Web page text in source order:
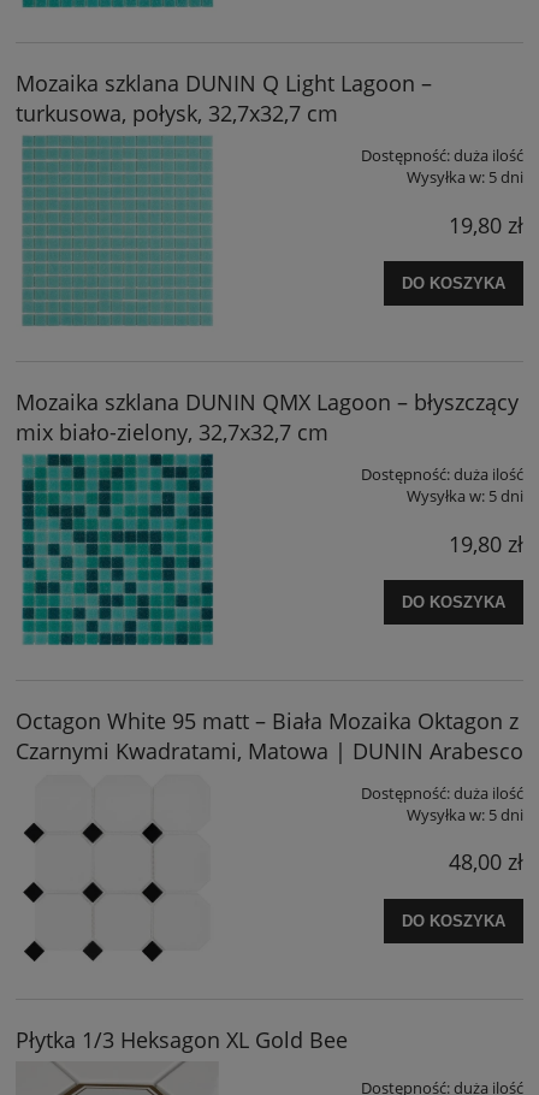
Mozaika szklana DUNIN Q Light Lagoon –
turkusowa, połysk, 32,7x32,7 cm
Dostępność:duża ilość
Wysyłka w: 5 dni
19,80 zł
DO KOSZYKA
Mozaika szklana DUNIN QMX Lagoon – błyszczący
mix biało-zielony, 32,7x32,7 cm
Dostępność:duża ilość
Wysyłka w: 5 dni
19,80 zł
DO KOSZYKA
Octagon White 95 matt – Biała Mozaika Oktagon z
Czarnymi Kwadratami, Matowa | DUNIN Arabesco
Dostępność:duża ilość
Wysyłka w: 5 dni
48,00 zł
DO KOSZYKA
Płytka 1/3 Heksagon XL Gold Bee
Dostępność:duża ilość